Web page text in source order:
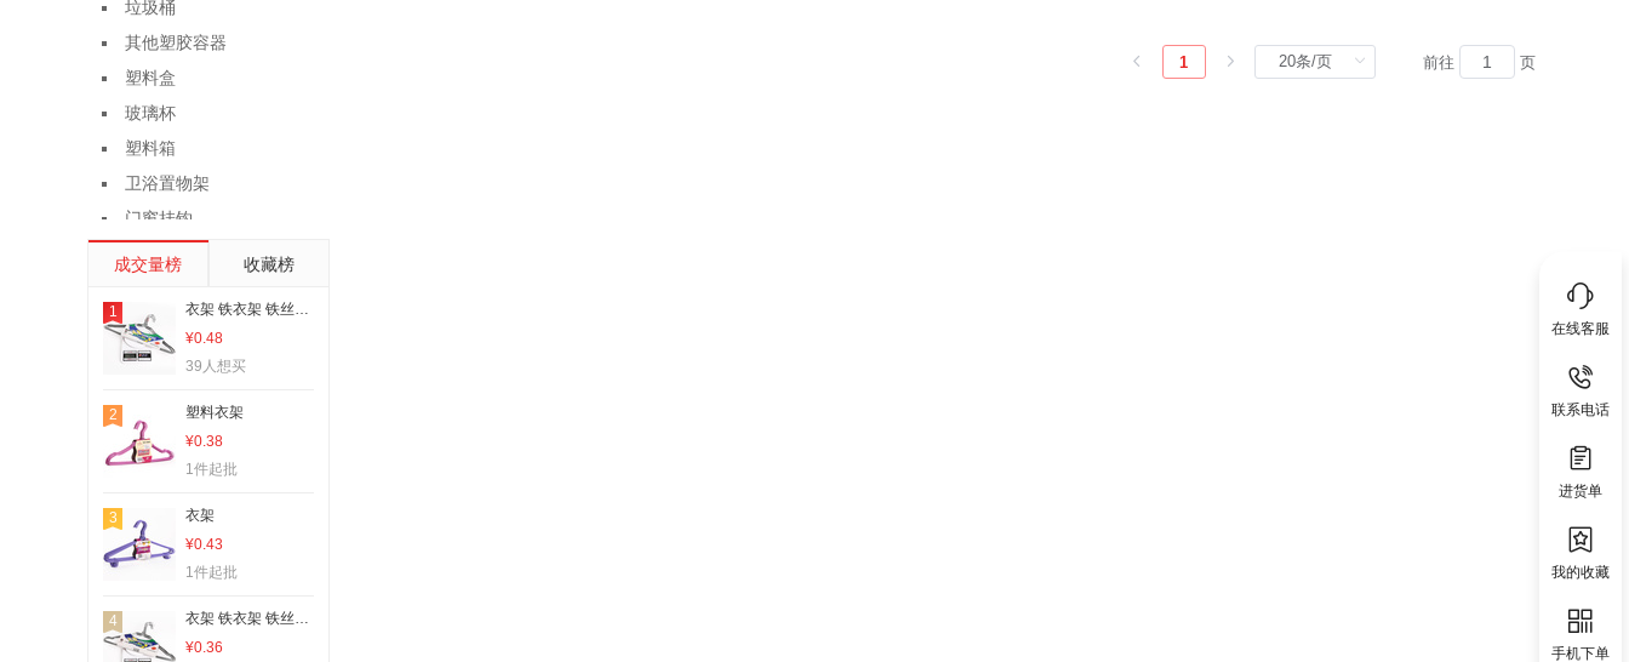
在线客服
联系电话
进货单
我的收藏
手机下单
垃圾桶
其他塑胶容器
塑料盒
玻璃杯
塑料箱
卫浴置物架
门窗挂钩
亚克力管
水培植物瓶、生态瓶
密封盒、储物罐
厨房置物架
盆栽
勺、调羹
隐形眼镜盒
家用盆
成交量榜 收藏榜
1
衣架 铁衣架 铁丝衣架 铁丝扭头衣架
¥0.48
39人想买
2
塑料衣架
¥0.38
1件起批
3
衣架
¥0.43
1件起批
4
衣架 铁衣架 铁丝衣架
¥0.36
1 前往 页